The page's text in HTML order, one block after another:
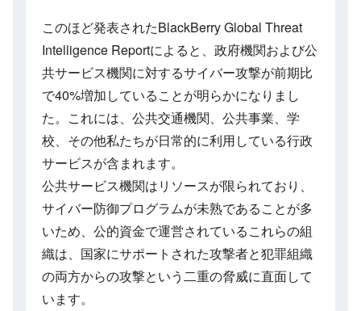
このほど発表されたBlackBerry Global Threat
Intelligence Reportによると、政府機関および公
共サービス機関に対するサイバー攻撃が前期比
で40%増加していることが明らかになりまし
た。これには、公共交通機関、公共事業、学
校、その他私たちが日常的に利用している行政
サービスが含まれます。
公共サービス機関はリソースが限られており、
サイバー防御プログラムが未熟であることが多
いため、公的資金で運営されているこれらの組
織は、国家にサポートされた攻撃者と犯罪組織
の両方からの攻撃という二重の脅威に直面して
います。